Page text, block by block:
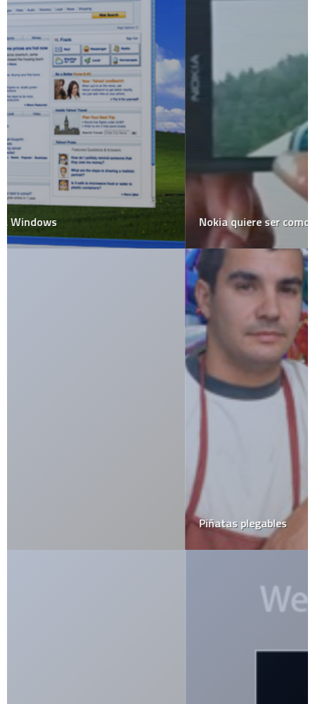
Nokia quiere ser como Apple